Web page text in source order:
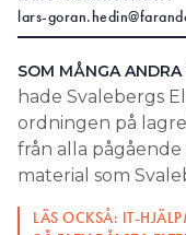
Search for:
SEARCH
lars-
SOM MÅNGA ANDRA
hade Svalebergs
ordningen på
från alla
material som
LÄS OCKSÅ: IT-